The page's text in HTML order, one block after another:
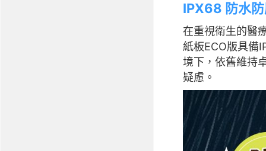
IPX68 防水
在重視衛生的醫
紙板ECO版具備
境下，依舊維持
疑慮。